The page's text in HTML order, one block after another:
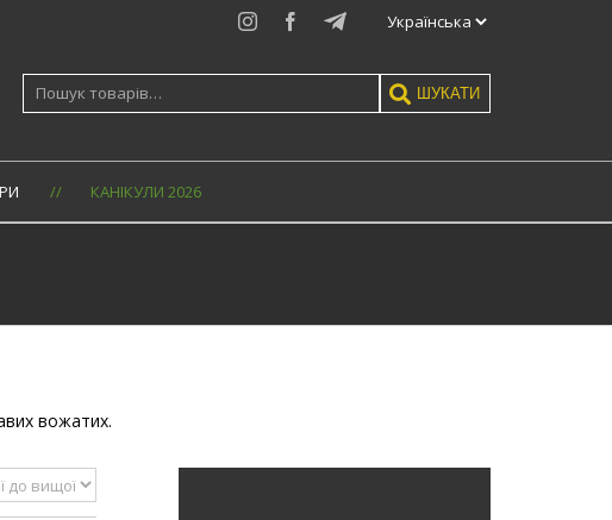
InstagramFacebook
Telegram
Шукати: ШУКАТИ
КАНIКУЛИ 2026
вожатих.